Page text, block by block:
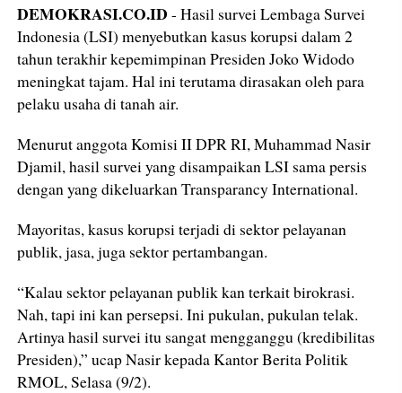
DEMOKRASI.CO.ID - Hasil survei Lembaga Survei
Indonesia (LSI) menyebutkan kasus korupsi dalam 2
tahun terakhir kepemimpinan Presiden Joko Widodo
meningkat tajam. Hal ini terutama dirasakan oleh para
pelaku usaha di tanah air.
Menurut anggota Komisi II DPR RI, Muhammad Nasir
Djamil, hasil survei yang disampaikan LSI sama persis
dengan yang dikeluarkan Transparancy International.
Mayoritas, kasus korupsi terjadi di sektor pelayanan
publik, jasa, juga sektor pertambangan.
“Kalau sektor pelayanan publik kan terkait birokrasi.
Nah, tapi ini kan persepsi. Ini pukulan, pukulan telak.
Artinya hasil survei itu sangat mengganggu (kredibilitas
Presiden),” ucap Nasir kepada Kantor Berita Politik
RMOL, Selasa (9/2).